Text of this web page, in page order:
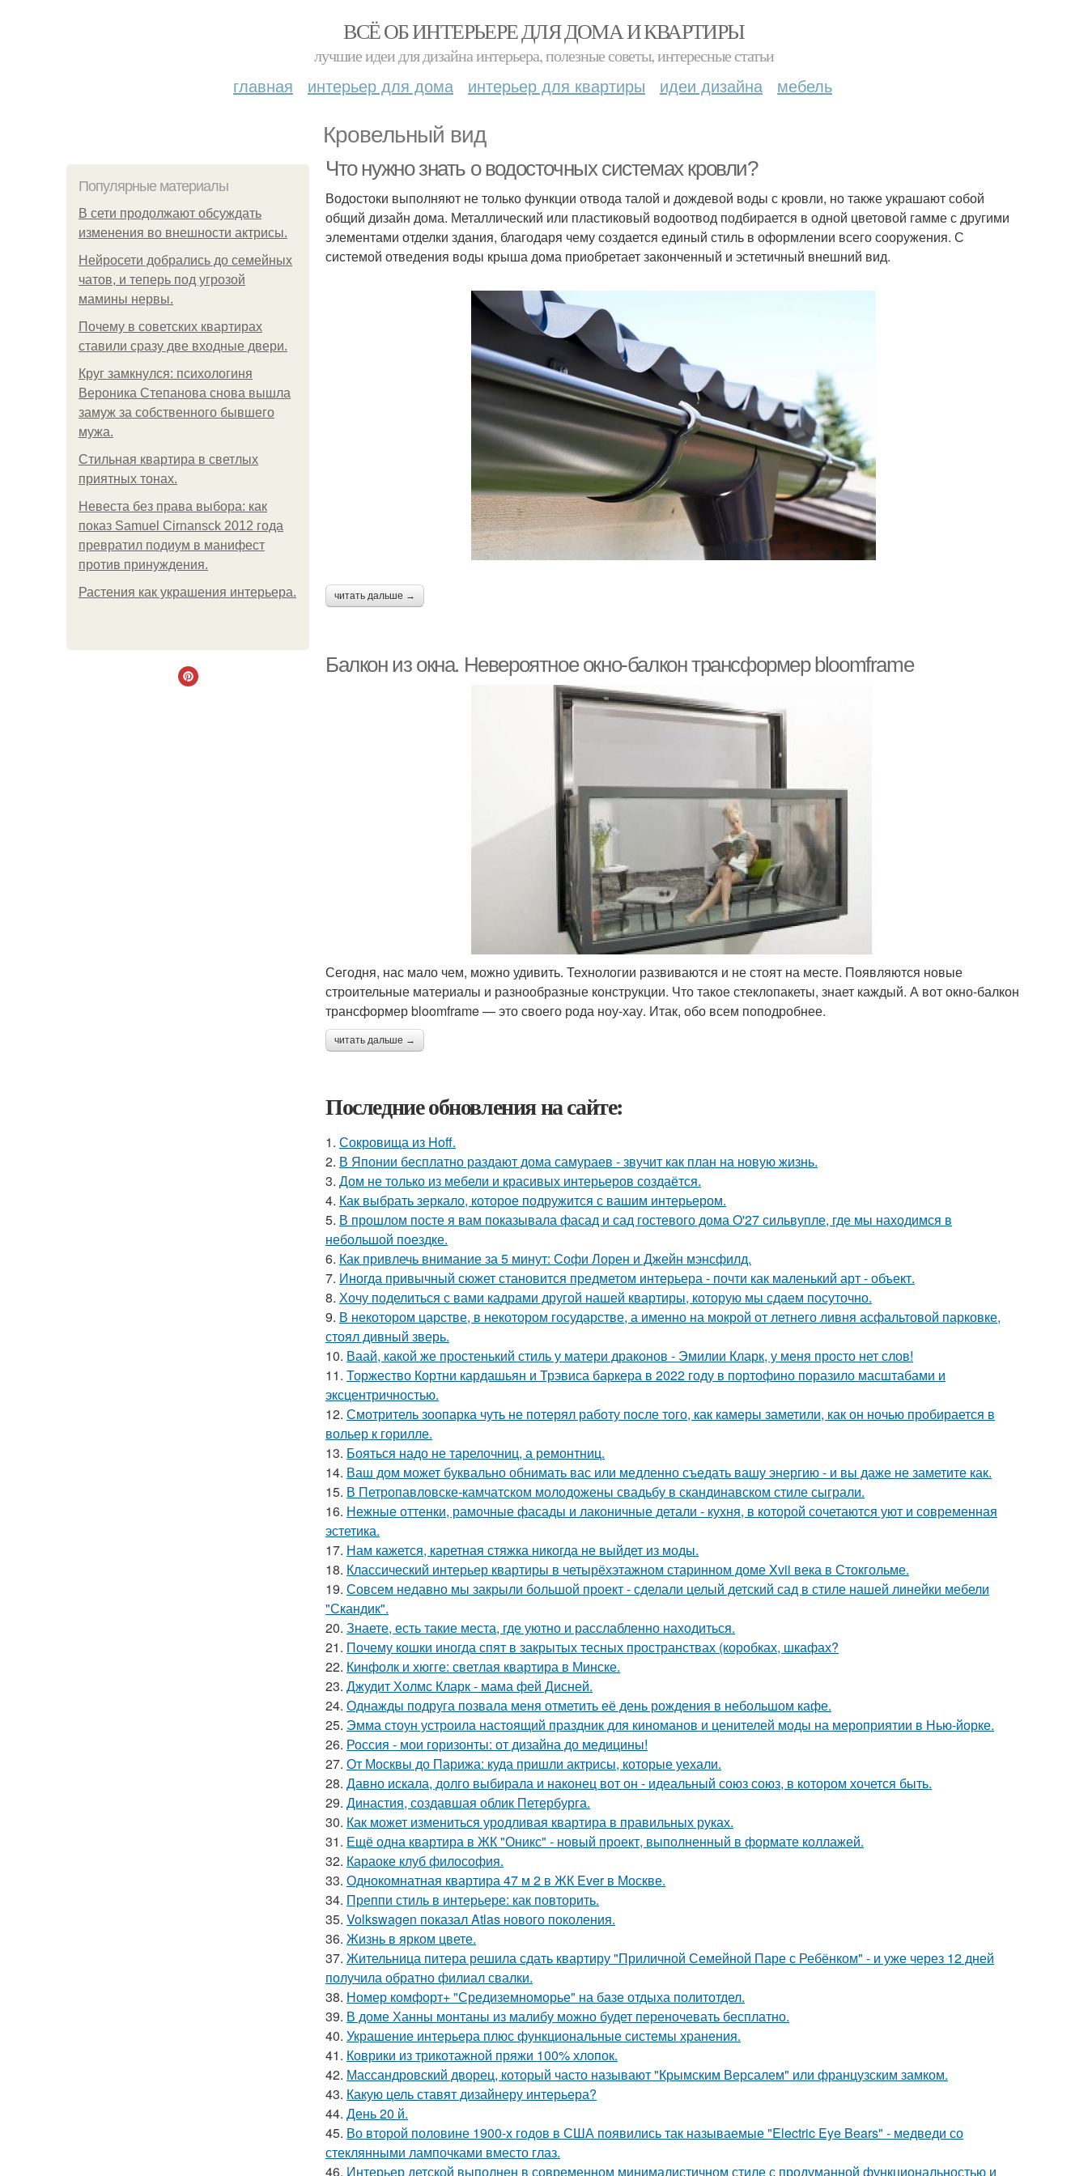
ВСЁ ОБ ИНТЕРЬЕРЕ ДЛЯ ДОМА И КВАРТИРЫ
лучшие идеи для дизайна интерьера, полезные советы, интересные статьи
главная интерьер для дома интерьер для квартиры идеи дизайна мебель
Кровельный вид
Популярные материалы
В сети продолжают обсуждать
изменения во внешности актрисы.
Нейросети добрались до семейных
чатов, и теперь под угрозой
мамины нервы.
Почему в советских квартирах
ставили сразу две входные двери.
Круг замкнулся: психологиня
Вероника Степанова снова вышла
замуж за собственного бывшего
мужа.
Стильная квартира в светлых
приятных тонах.
Невеста без права выбора: как
показ Samuel Cirnansck 2012 года
превратил подиум в манифест
против принуждения.
Растения как украшения интерьера.
Что нужно знать о водосточных системах кровли?
Водостоки выполняют не только функции отвода талой и дождевой воды с кровли, но также украшают собой
общий дизайн дома. Металлический или пластиковый водоотвод подбирается в одной цветовой гамме с другими
элементами отделки здания, благодаря чему создается единый стиль в оформлении всего сооружения. С
системой отведения воды крыша дома приобретает законченный и эстетичный внешний вид.
читать дальше →
Балкон из окна. Невероятное окно-балкон трансформер bloomframe
Сегодня, нас мало чем, можно удивить. Технологии развиваются и не стоят на месте. Появляются новые
строительные материалы и разнообразные конструкции. Что такое стеклопакеты, знает каждый. А вот окно-балкон
трансформер bloomframe — это своего рода ноу-хау. Итак, обо всем поподробнее.
читать дальше →
Последние обновления на сайте:
1. Сокровища из Hoff.
2. В Японии бесплатно раздают дома самураев - звучит как план на новую жизнь.
3. Дом не только из мебели и красивых интерьеров создаётся.
4. Как выбрать зеркало, которое подружится с вашим интерьером.
5. В прошлом посте я вам показывала фасад и сад гостевого дома O'27 сильвупле, где мы находимся в
небольшой поездке.
6. Как привлечь внимание за 5 минут: Софи Лорен и Джейн мэнсфилд.
7. Иногда привычный сюжет становится предметом интерьера - почти как маленький арт - объект.
8. Хочу поделиться с вами кадрами другой нашей квартиры, которую мы сдаем посуточно.
9. В некотором царстве, в некотором государстве, а именно на мокрой от летнего ливня асфальтовой парковке,
стоял дивный зверь.
10. Ваай, какой же простенький стиль у матери драконов - Эмилии Кларк, у меня просто нет слов!
11. Торжество Кортни кардашьян и Трэвиса баркера в 2022 году в портофино поразило масштабами и
эксцентричностью.
12. Смотритель зоопарка чуть не потерял работу после того, как камеры заметили, как он ночью пробирается в
вольер к горилле.
13. Бояться надо не тарелочниц, а ремонтниц.
14. Ваш дом может буквально обнимать вас или медленно съедать вашу энергию - и вы даже не заметите как.
15. В Петропавловске-камчатском молодожены свадьбу в скандинавском стиле сыграли.
16. Нежные оттенки, рамочные фасады и лаконичные детали - кухня, в которой сочетаются уют и современная
эстетика.
17. Нам кажется, каретная стяжка никогда не выйдет из моды.
18. Классический интерьер квартиры в четырёхэтажном старинном доме Xvii века в Стокгольме.
19. Совсем недавно мы закрыли большой проект - сделали целый детский сад в стиле нашей линейки мебели
"Скандик".
20. Знаете, есть такие места, где уютно и расслабленно находиться.
21. Почему кошки иногда спят в закрытых тесных пространствах (коробках, шкафах?
22. Кинфолк и хюгге: светлая квартира в Минске.
23. Джудит Холмс Кларк - мама фей Дисней.
24. Однажды подруга позвала меня отметить её день рождения в небольшом кафе.
25. Эмма стоун устроила настоящий праздник для киноманов и ценителей моды на мероприятии в Нью-йорке.
26. Россия - мои горизонты: от дизайна до медицины!
27. От Москвы до Парижа: куда пришли актрисы, которые уехали.
28. Давно искала, долго выбирала и наконец вот он - идеальный союз союз, в котором хочется быть.
29. Династия, создавшая облик Петербурга.
30. Как может измениться уродливая квартира в правильных руках.
31. Ещё одна квартира в ЖК "Оникс" - новый проект, выполненный в формате коллажей.
32. Караоке клуб философия.
33. Однокомнатная квартира 47 м 2 в ЖК Ever в Москве.
34. Преппи стиль в интерьере: как повторить.
35. Volkswagen показал Atlas нового поколения.
36. Жизнь в ярком цвете.
37. Жительница питера решила сдать квартиру "Приличной Семейной Паре с Ребёнком" - и уже через 12 дней
получила обратно филиал свалки.
38. Номер комфорт+ "Средиземноморье" на базе отдыха политотдел.
39. В доме Ханны монтаны из малибу можно будет переночевать бесплатно.
40. Украшение интерьера плюс функциональные системы хранения.
41. Коврики из трикотажной пряжи 100% хлопок.
42. Массандровский дворец, который часто называют "Крымским Версалем" или французским замком.
43. Какую цель ставят дизайнеру интерьера?
44. День 20 й.
45. Во второй половине 1900-х годов в США появились так называемые "Electric Eye Bears" - медведи со
стеклянными лампочками вместо глаз.
46. Интерьер детской выполнен в современном минималистичном стиле с продуманной функциональностью и